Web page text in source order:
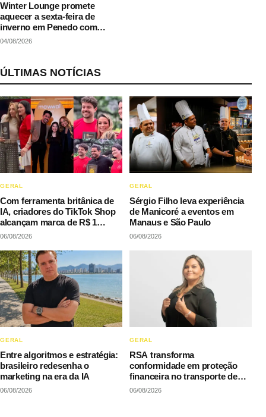
Winter Lounge promete
aquecer a sexta-feira de
inverno em Penedo com
música e gastronomia
04/08/2026
ÚLTIMAS NOTÍCIAS
GERAL
Com ferramenta britânica de
IA, criadores do TikTok Shop
alcançam marca de R$ 1
milhão em vendas sem
06/08/2026
GERAL
Sérgio Filho leva experiência
de Manicoré a eventos em
Manaus e São Paulo
06/08/2026
GERAL
Entre algoritmos e estratégia:
brasileiro redesenha o
marketing na era da IA
06/08/2026
GERAL
RSA transforma
conformidade em proteção
financeira no transporte de
cargas
06/08/2026